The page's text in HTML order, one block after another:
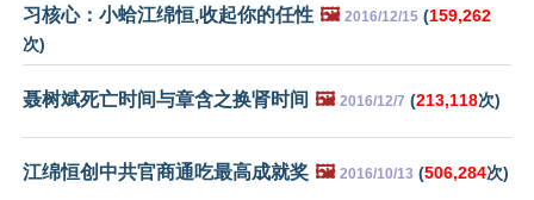
习核心：小蛤江绵恒,收起你的任性 🖼️ 2016/12/15 (159,262
次)
聂树斌死亡时间与章含之换肾时间 🖼️ 2016/12/7 (213,118次)
江绵恒创中共官商通吃最高成就奖 🖼️ 2016/10/13 (506,284次)